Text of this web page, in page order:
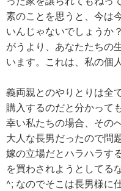
素のことを思うと、今は
いんじゃないでしょうか
がうより、あなたたちの
います。これは、私の個
義両親とのやりとりは全
購入するのだと分かって
幸い私たちの場合、その
大人な長男だったので問
嫁の立場だとハラハラす
を買わされようとしてる
^; なのでそこは長男様に